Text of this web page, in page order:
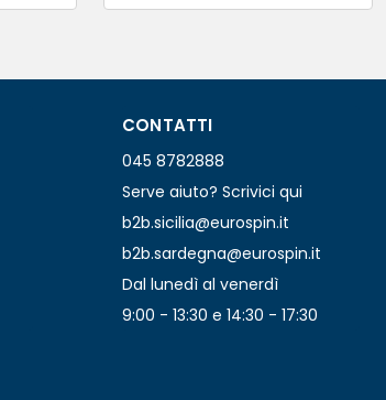
CONTATTI
045 8782888
Serve aiuto? Scrivici qui
b2b.sicilia@eurospin.it
b2b.sardegna@eurospin.it
Dal lunedì al venerdì
9:00 - 13:30 e 14:30 - 17:30